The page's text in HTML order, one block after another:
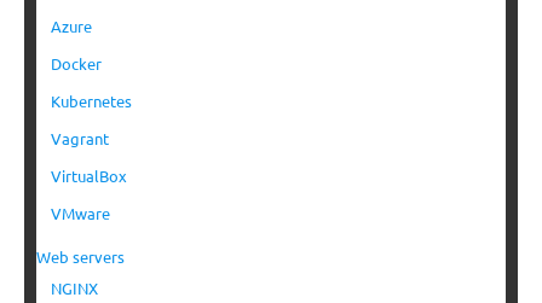
Azure
Docker
Kubernetes
Vagrant
VirtualBox
VMware
Web servers
NGINX